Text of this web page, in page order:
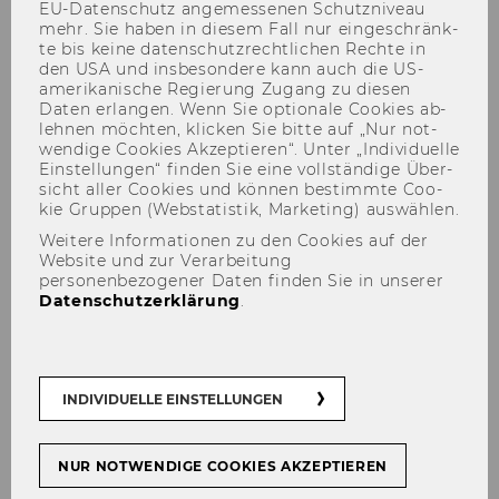
Evaluierung der Kulturhauptstadt Bad
Ischl Salzkammergut 2024 veröffentlicht
Projekt abgeschlossen: CIvolunteer –
Critical Infrastrutures Powered by
Volunteers
Zentrum für Social Entrepreneurship
und Soziale Innovation | Inside Impact:
Schwerpunkt zu finanzieller Stabilität
Zen­trum für So­cial En­tre­pre­
EU-​Datenschutz an­ge­mes­se­nen Schutz­ni­veau
mehr. Sie haben in die­sem Fall nur ein­ge­schränk­
te bis keine da­ten­schutz­recht­li­chen Rech­te in
den USA und ins­be­son­de­re kann auch die US-​
amerikanische Re­gie­rung Zu­gang zu die­sen
Daten er­lan­gen. Wenn Sie op­tio­na­le Coo­kies ab­
leh­nen möch­ten, kli­cken Sie bitte auf „Nur not­
wen­di­ge Coo­kies Ak­zep­tie­ren“. Unter „In­di­vi­du­el­le
Ein­stel­lun­gen“ fin­den Sie eine voll­stän­di­ge Über­
sicht aller Coo­kies und kön­nen be­stimm­te Coo­
kie Grup­pen (Web­sta­tis­tik, Mar­ke­ting) aus­wäh­len.
Weitere Informationen zu den Cookies auf der
Website und zur Verarbeitung
personenbezogener Daten finden Sie in unserer
Datenschutzerklärung
INDIVIDUELLE EINSTELLUNGEN
NUR NOTWENDIGE COOKIES AKZEPTIEREN